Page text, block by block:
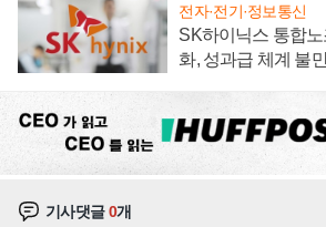
전자·전기·정보통신
SK하이닉스 통합
화, 성과급 체계 불
기사댓글0개